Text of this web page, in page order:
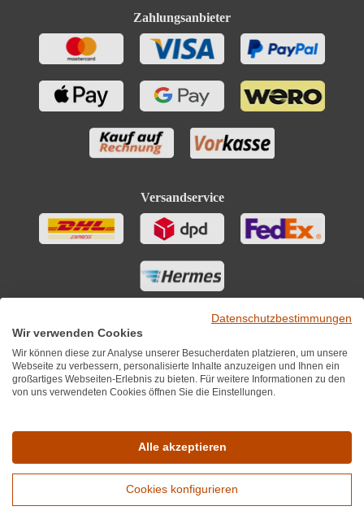
Zahlungsanbieter
Versandservice
Datenschutzbestimmungen
Wir verwenden Cookies
Wir können diese zur Analyse unserer Besucherdaten platzieren, um unsere
Webseite zu verbessern, personalisierte Inhalte anzuzeigen und Ihnen ein
großartiges Webseiten-Erlebnis zu bieten. Für weitere Informationen zu den
von uns verwendeten Cookies öffnen Sie die Einstellungen.
Alle akzeptieren
Cookies konfigurieren